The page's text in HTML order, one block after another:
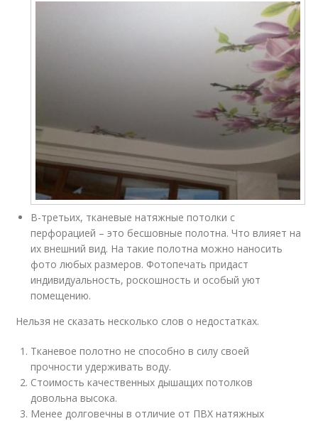
В-третьих, тканевые натяжные потолки с
перфорацией – это бесшовные полотна. Что влияет на
их внешний вид. На такие полотна можно наносить
фото любых размеров. Фотопечать придаст
индивидуальность, роскошность и особый уют
помещению.
Нельзя не сказать несколько слов о недостатках.
Тканевое полотно не способно в силу своей
прочности удерживать воду.
Стоимость качественных дышащих потолков
довольна высока.
Менее долговечны в отличие от ПВХ натяжных